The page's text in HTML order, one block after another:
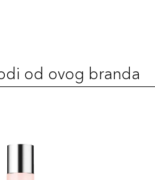
od ovog branda